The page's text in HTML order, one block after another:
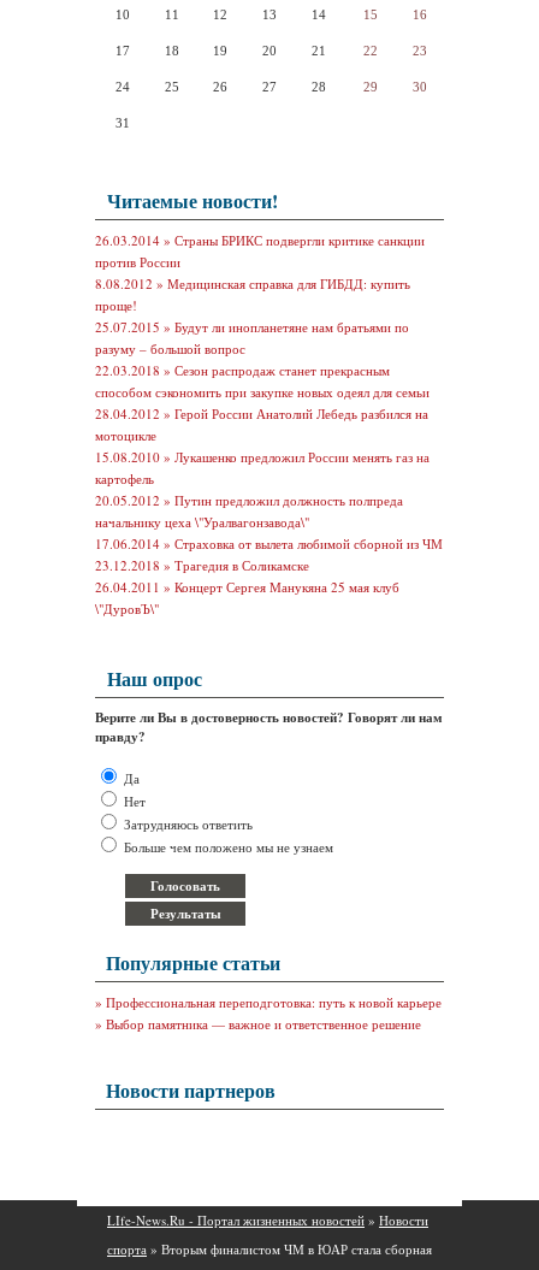
10 11 12 13 14 15 16
17 18 19 20 21 22 23
24 25 26 27 28 29 30
31
Читаемые новости!
26.03.2014 » Страны БРИКС подвергли критике санкции
против России
8.08.2012 » Медицинская справка для ГИБДД: купить
проще!
25.07.2015 » Будут ли инопланетяне нам братьями по
разуму – большой вопрос
22.03.2018 » Сезон распродаж станет прекрасным
способом сэкономить при закупке новых одеял для семьи
28.04.2012 » Герой России Анатолий Лебедь разбился на
мотоцикле
15.08.2010 » Лукашенко предложил России менять газ на
картофель
20.05.2012 » Путин предложил должность полпреда
начальнику цеха \"Уралвагонзавода\"
17.06.2014 » Страховка от вылета любимой сборной из ЧМ
23.12.2018 » Трагедия в Соликамске
26.04.2011 » Концерт Сергея Манукяна 25 мая клуб
\"ДуровЪ\"
Наш опрос
Верите ли Вы в достоверность новостей? Говорят ли нам
правду?
Да
Нет
Затрудняюсь ответить
Больше чем положено мы не узнаем
Популярные статьи
» Профессиональная переподготовка: путь к новой карьере
» Выбор памятника — важное и ответственное решение
Новости партнеров
LIfe-News.Ru - Портал жизненных новостей » Новости
спорта » Вторым финалистом ЧМ в ЮАР стала сборная